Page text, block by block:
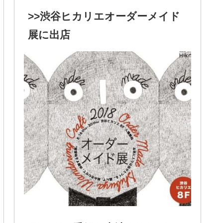
>>渋谷ヒカリエオーダーメイド
展に出店